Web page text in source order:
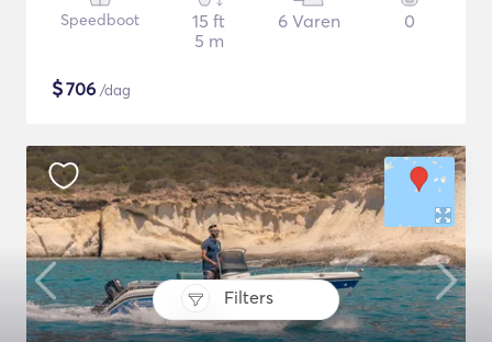
Filters
Speedboot
15 ft
5 m
6 Varen 0
$706 /dag